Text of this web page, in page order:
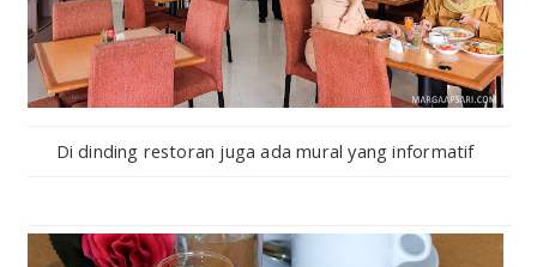
Di dinding restoran juga ada mural yang informatif